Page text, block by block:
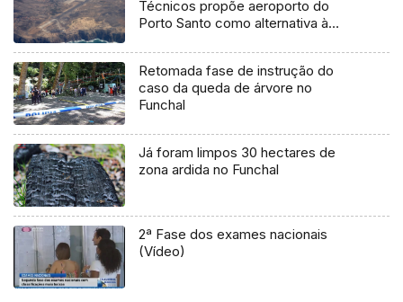
Técnicos propõe aeroporto do
Porto Santo como alternativa à
Retomada fase de instrução do
caso da queda de árvore no
Funchal
Já foram limpos 30 hectares de
zona ardida no Funchal
2ª Fase dos exames nacionais
(Vídeo)